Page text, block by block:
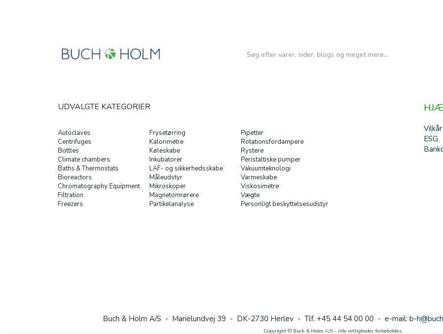
Autoclaves
Centrifuges
Bottles
Climate chambers
Baths & Thermostats
Bioreactors
Chromatography Equipment
Filtration
Freezers
Frysetørring
Kalorimetre
Køleskabe
Inkubatorer
LAF- og sikkerhedsskabe
Måleudstyr
Mikroskoper
Magnetomrørere
Partikelanalyse
Pipetter
Rotationsfordampere
Rystere
Peristaltiske pumper
Vakuumteknologi
Varmeskabe
Viskosimetre
Vægte
Personligt beskyttelsesudstyr
UDVALGTE KATEGORIER
Vilkår
ESG
Buch & Holm A/S - Marielundvej 39 - DK-2730 Herlev - Tlf. +45 44 54 00 00 - e-mail: b-
Copyright © Buch & Holm A/S - Alle rettigheder forbeholdes